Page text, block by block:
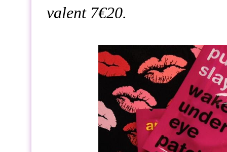
valent 7€20.